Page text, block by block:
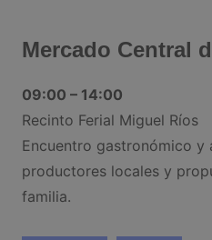
Mercado Central
09:00 – 14:00
Recinto Ferial Miguel Ríos
Encuentro gastronómico y
productores locales y
familia.